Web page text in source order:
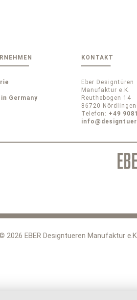
in Germany
KONTAKT
Eber
Manufaktur e.K.
Reuthebogen 14
86720 Nördlingen
Telefon: +49
2026 EBER Designtueren Manufaktur